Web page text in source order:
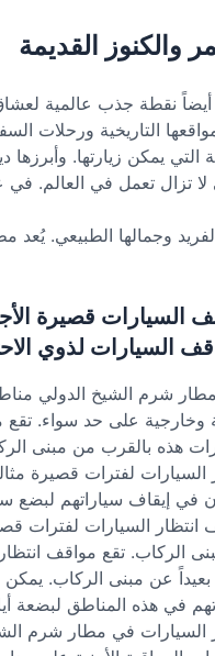
والكنوز القديمة
جذب عالمية لعشاق
التاريخية ورحلات
يمكن زيارتها.
وجمالها الطبيعي.
السيارات قصيرة
السيارات لذوي
شرم الشيخ الدولي
وخارجية على حد سواء. تقع
هذه بالقرب من مبنى
السيارات لفترات قصيرة
في إيقاف سياراتهم لبضع
انتظار السيارات لفترات
الركاب. تقع مواقف
بعيداً عن مبنى الركاب.
في هذه المناطق لبضعة
السيارات في مطار شرم